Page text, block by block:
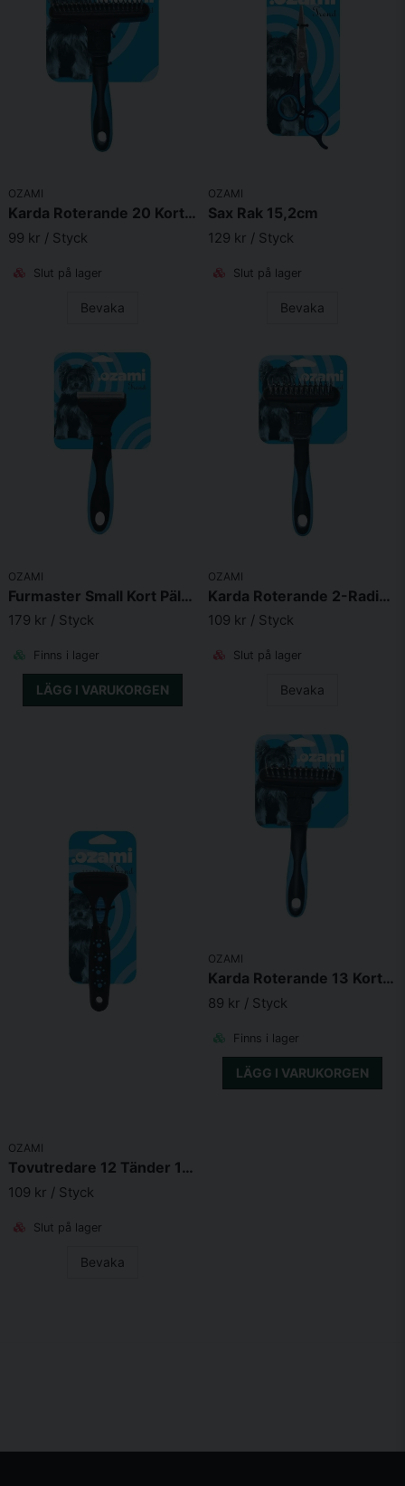
Ja, ni får publicera min fråga
Skicka fråga
OZAMI
Karda Roterande 20 Korta Tänder 16,6X11,4X5cm
99 kr / Styck
Slut på lager
Bevaka
OZAMI
Sax Rak 15,2cm
129 kr / Styck
Slut på lager
Bevaka
OZAMI
Furmaster Small Kort Päls Fin 43 Tänder Bred 4,5cm
179 kr / Styck
Finns i lager
LÄGG I VARUKORGEN
OZAMI
Karda Roterande 2-Radig 13 Långa/12 Korta 16,9X9X5cm
109 kr / Styck
Slut på lager
Bevaka
OZAMI
Tovutredare 12 Tänder 16X6,3X6cm
109 kr / Styck
Slut på lager
Bevaka
OZAMI
Karda Roterande 13 Korta Tänder 16,6X9X4,7cm
89 kr / Styck
Finns i lager
LÄGG I VARUKORGEN